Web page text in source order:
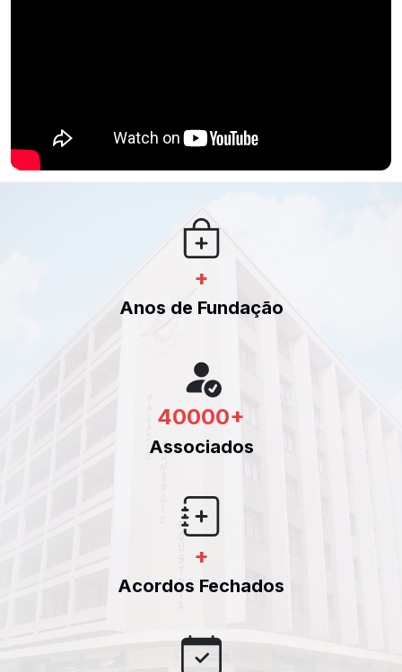
+
Anos de Fundação
40000+
Associados
+
Acordos Fechados